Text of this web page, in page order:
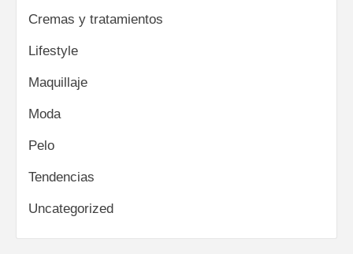
Cremas y tratamientos
Lifestyle
Maquillaje
Moda
Pelo
Tendencias
Uncategorized